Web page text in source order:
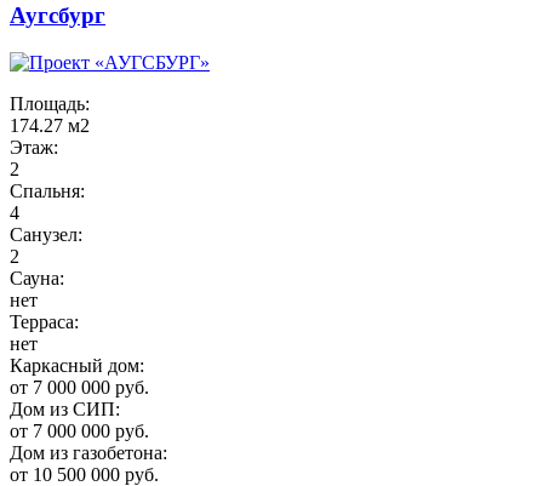
Аугсбург
Площадь:
174.27 м2
Этаж:
2
Спальня:
4
Санузел:
2
Сауна:
нет
Терраса:
нет
Каркасный дом:
от 7 000 000 руб.
Дом из СИП:
от 7 000 000 руб.
Дом из газобетона:
от 10 500 000 руб.